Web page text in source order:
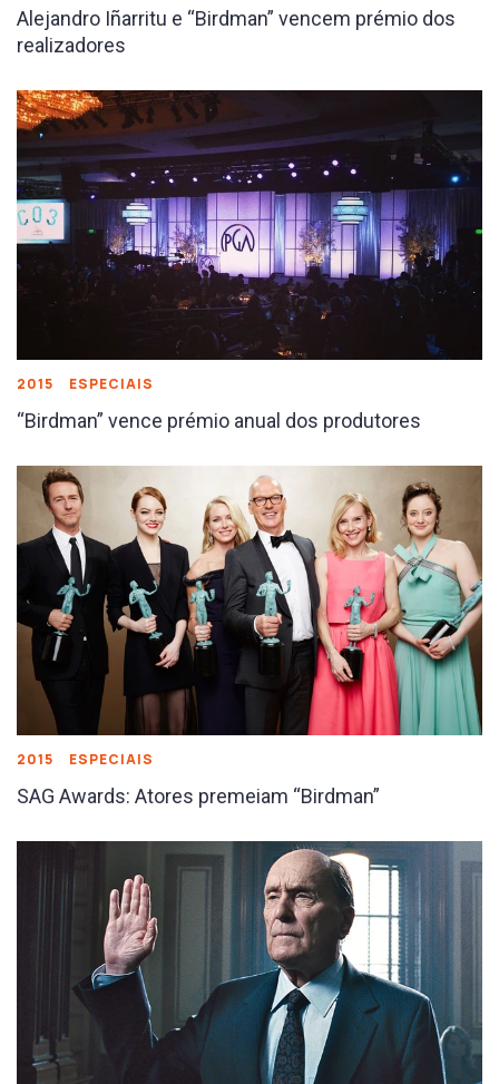
Alejandro Iñarritu e “Birdman” vencem prémio dos
realizadores
2015 ESPECIAIS
“Birdman” vence prémio anual dos produtores
2015 ESPECIAIS
SAG Awards: Atores premeiam “Birdman”